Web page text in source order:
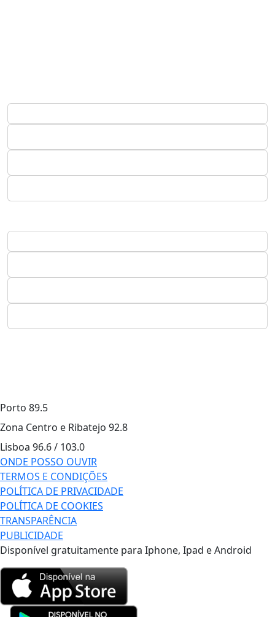
Porto 89.5
Zona Centro e Ribatejo 92.8
Lisboa 96.6 / 103.0
ONDE POSSO OUVIR
TERMOS E CONDIÇÕES
POLÍTICA DE PRIVACIDADE
POLÍTICA DE COOKIES
TRANSPARÊNCIA
PUBLICIDADE
Disponível gratuitamente para Iphone, Ipad e Android